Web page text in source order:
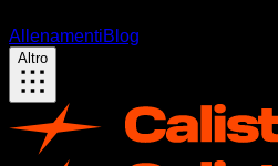
AllenamentiBlog
Altro